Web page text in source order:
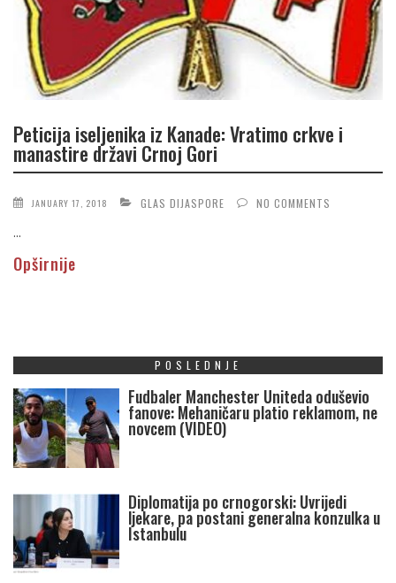
Peticija iseljenika iz Kanade: Vratimo crkve i
manastire državi Crnoj Gori
JANUARY 17, 2018 GLAS DIJASPORE NO COMMENTS
...
Opširnije
POSLEDNJE
Fudbaler Manchester Uniteda oduševio
fanove: Mehaničaru platio reklamom, ne
novcem (VIDEO)
Diplomatija po crnogorski: Uvrijedi
ljekare, pa postani generalna konzulka u
Istanbulu